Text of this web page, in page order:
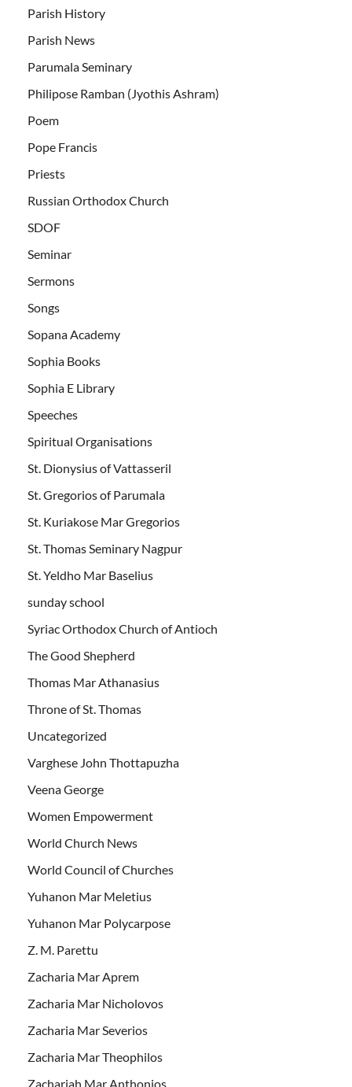
Parish History
Parish News
Parumala Seminary
Philipose Ramban (Jyothis Ashram)
Poem
Pope Francis
Priests
Russian Orthodox Church
SDOF
Seminar
Sermons
Songs
Sopana Academy
Sophia Books
Sophia E Library
Speeches
Spiritual Organisations
St. Dionysius of Vattasseril
St. Gregorios of Parumala
St. Kuriakose Mar Gregorios
St. Thomas Seminary Nagpur
St. Yeldho Mar Baselius
sunday school
Syriac Orthodox Church of Antioch
The Good Shepherd
Thomas Mar Athanasius
Throne of St. Thomas
Uncategorized
Varghese John Thottapuzha
Veena George
Women Empowerment
World Church News
World Council of Churches
Yuhanon Mar Meletius
Yuhanon Mar Polycarpose
Z. M. Parettu
Zacharia Mar Aprem
Zacharia Mar Nicholovos
Zacharia Mar Severios
Zacharia Mar Theophilos
Zachariah Mar Anthonios